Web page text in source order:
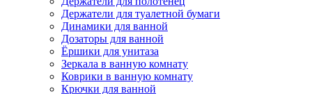
Держатели для туалетной бумаги
Динамики для ванной
Дозаторы для ванной
Ёршики для унитаза
Зеркала в ванную комнату
Коврики в ванную комнату
Крючки для ванной